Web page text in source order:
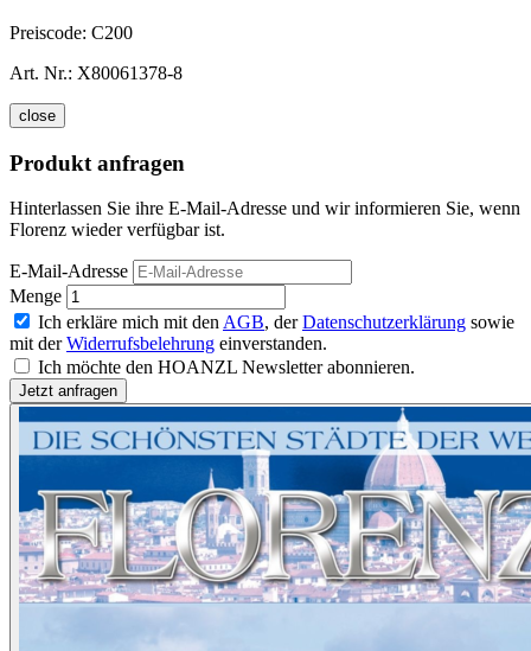
Preiscode: C200
Art. Nr.: X80061378-8
close
Produkt anfragen
Hinterlassen Sie ihre E-Mail-Adresse und wir informieren Sie, wenn
Florenz wieder verfügbar ist.
E-Mail-Adresse
Menge
Ich erkläre mich mit den AGB, derDatenschutzerklärung sowie
mit derWiderrufsbelehrung einverstanden.
Ich möchte den HOANZL Newsletter abonnieren.